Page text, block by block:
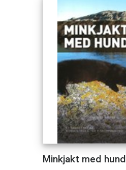
Minkjakt med hund